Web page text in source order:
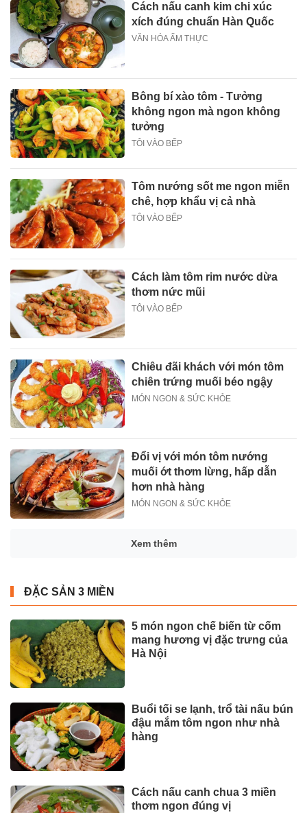
Cách nấu canh kim chi xúc
xích đúng chuẩn Hàn Quốc
VĂN HÓA ẨM THỰC
Bông bí xào tôm - Tưởng
không ngon mà ngon không
tưởng
TÔI VÀO BẾP
Tôm nướng sốt me ngon miễn
chê, hợp khẩu vị cả nhà
TÔI VÀO BẾP
Cách làm tôm rim nước dừa
thơm nức mũi
TÔI VÀO BẾP
Chiêu đãi khách với món tôm
chiên trứng muối béo ngậy
MÓN NGON & SỨC KHỎE
Đổi vị với món tôm nướng
muối ớt thơm lừng, hấp dẫn
hơn nhà hàng
MÓN NGON & SỨC KHỎE
Xem thêm
ĐẶC SẢN 3 MIỀN
5 món ngon chế biến từ cốm
mang hương vị đặc trưng của
Hà Nội
Buổi tối se lạnh, trổ tài nấu bún
đậu mắm tôm ngon như nhà
hàng
Cách nấu canh chua 3 miền
thơm ngon đúng vị